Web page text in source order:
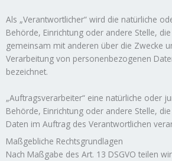
Als „Verantwortlicher“ wird die natürliche
Behörde, Einrichtung oder andere Stelle,
gemeinsam mit anderen über die Zwecke
Verarbeitung von personenbezogenen
bezeichnet.
„Auftragsverarbeiter“ eine natürliche oder
Behörde, Einrichtung oder andere Stelle,
Daten im Auftrag des Verantwortlichen
Maßgebliche Rechtsgrundlagen
Nach Maßgabe des Art. 13 DSGVO teilen